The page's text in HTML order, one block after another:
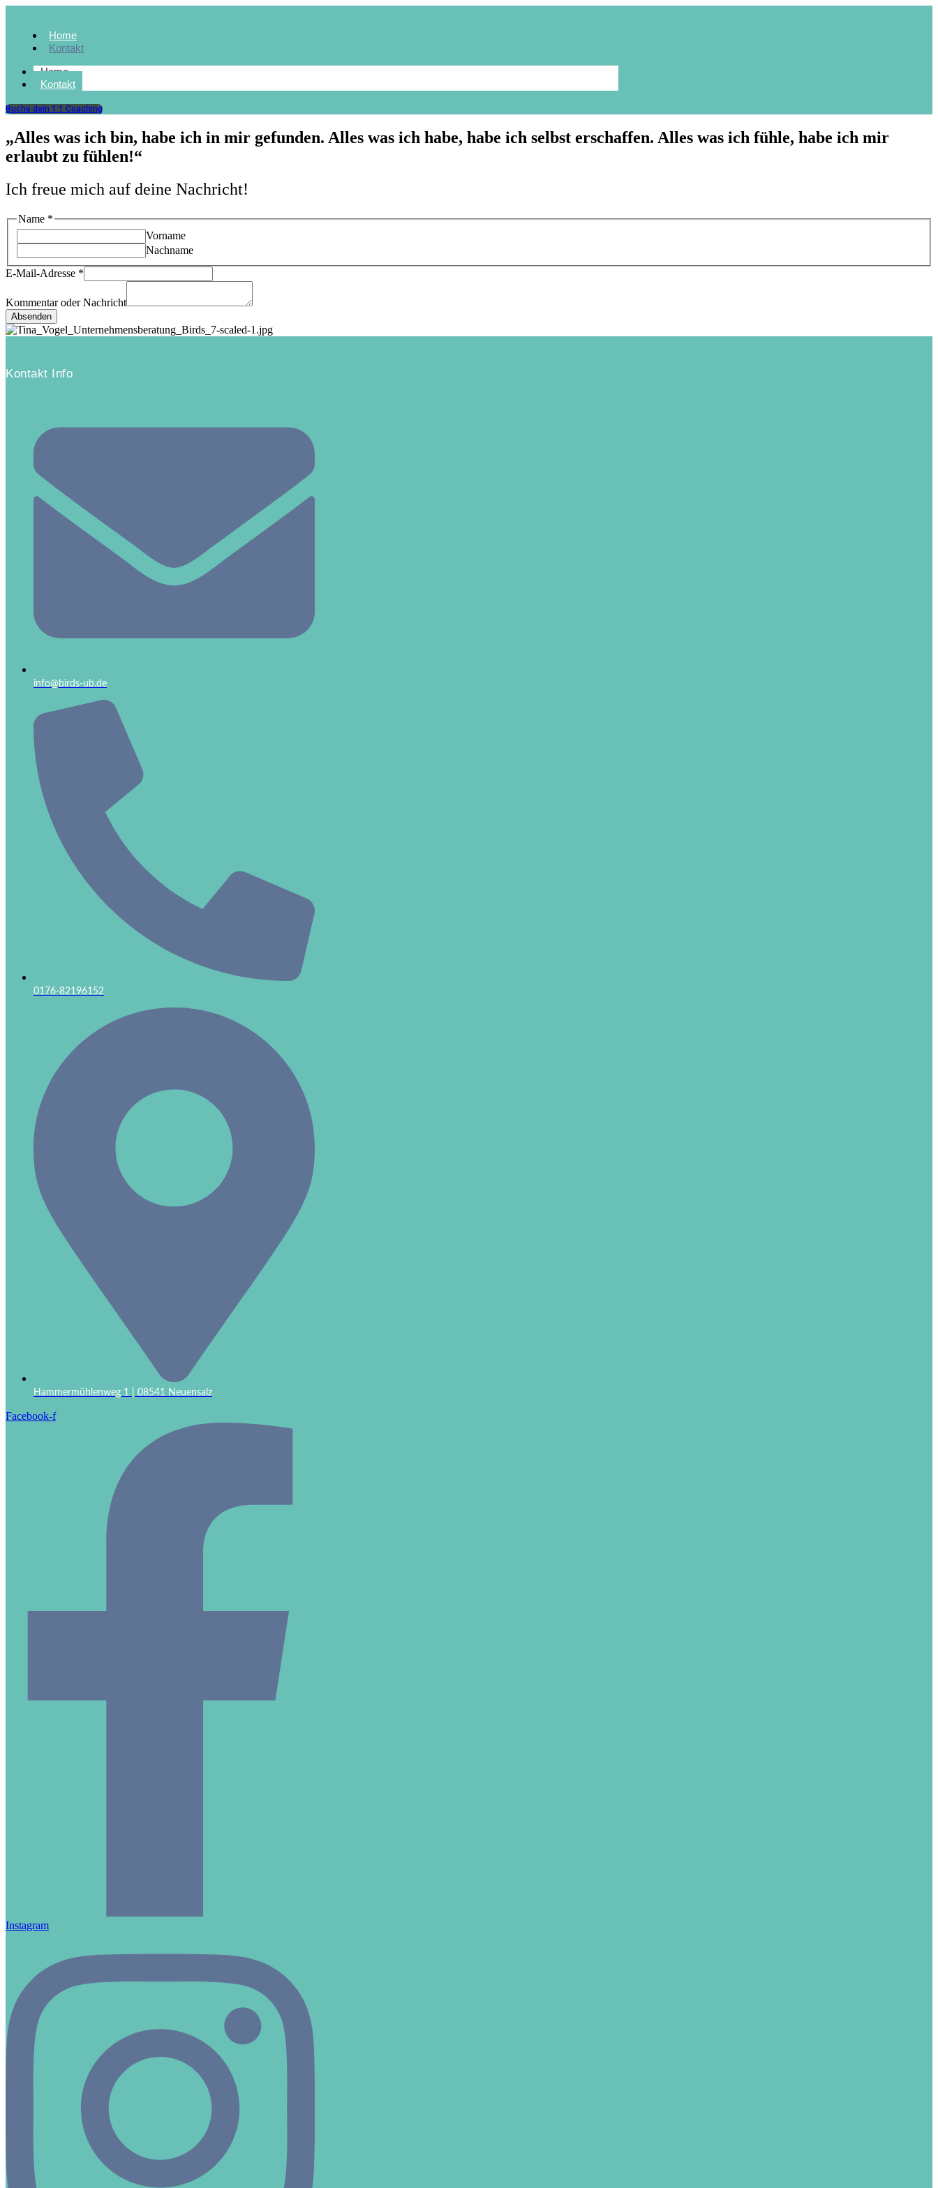
Home
Kontakt
Home
Kontakt
Buche dein 1:1 Coaching
„Alles was ich bin, habe ich in mir gefunden. Alles was ich habe, habe ich selbst erschaffen. Alles was ich fühle, habe ich mir
erlaubt zu fühlen!“
Ich freue mich auf deine Nachricht!
Name *
Vorname
Nachname
E-
Adresse
oder
Name
E-Mail-Adresse *
Kommentar oder Nachricht
Absenden
Kontakt Info
info@birds-ub.de
0176-82196152
Hammermühlenweg 1 | 08541 Neuensalz
Facebook-f
Instagram